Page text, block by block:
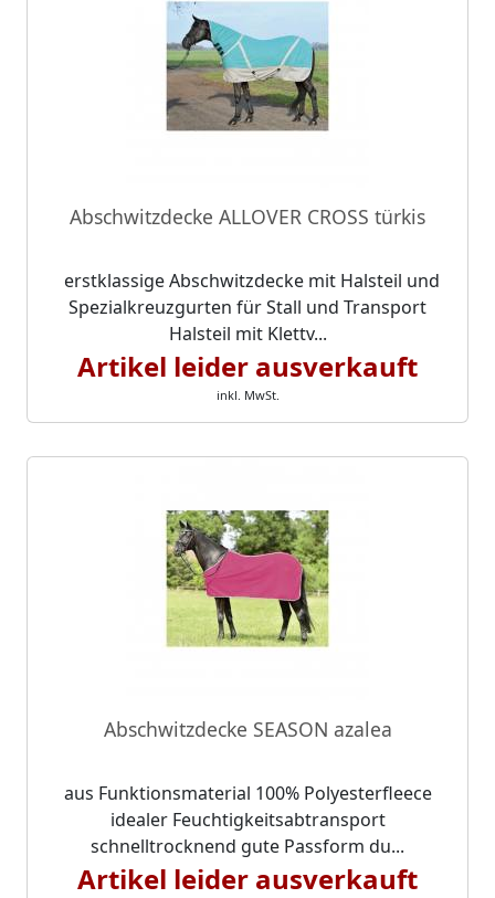
Abschwitzdecke ALLOVER CROSS türkis
erstklassige Abschwitzdecke mit Halsteil und
Spezialkreuzgurten für Stall und Transport
Halsteil mit Klettv...
Artikel leider ausverkauft
inkl. MwSt.
Abschwitzdecke SEASON azalea
aus Funktionsmaterial 100% Polyesterfleece
idealer Feuchtigkeitsabtransport
schnelltrocknend gute Passform du...
Artikel leider ausverkauft